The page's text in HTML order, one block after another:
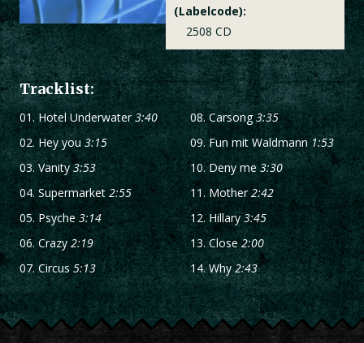
(Labelcode):
2508 CD
Tracklist:
01. Hotel Underwater 3:40
02. Hey you 3:15
03. Vanity 3:53
04. Supermarket 2:55
05. Psyche 3:14
06. Crazy 2:19
07. Circus 5:13
08. Carsong 3:35
09. Fun mit Waldmann 1:53
10. Deny me 3:30
11. Mother 2:42
12. Hillary 3:45
13. Close 2:00
14. Why 2:43